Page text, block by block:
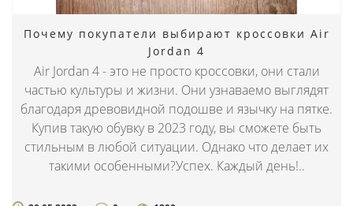
Почему покупатели выбирают кроссовки Air
Jordan 4
Air Jordan 4 - это не просто кроссовки, они стали
частью культуры и жизни. Они узнаваемо выглядят
благодаря древовидной подошве и язычку на пятке.
Купив такую обувку в 2023 году, вы сможете быть
стильным в любой ситуации. Однако что делает их
такими особенными?Успех. Каждый день!..